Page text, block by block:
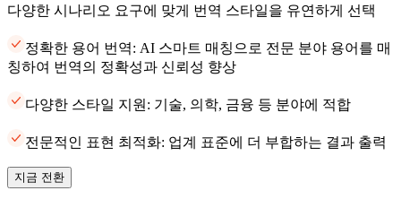
다양한 시나리오 요구에 맞게 번역 스타일을 유연하게 선택
정확한 용어 번역: AI 스마트 매칭으로 전문 분야 용어를 매
칭하여 번역의 정확성과 신뢰성 향상
다양한 스타일 지원: 기술, 의학, 금융 등 분야에 적합
전문적인 표현 최적화: 업계 표준에 더 부합하는 결과 출력
지금 전환